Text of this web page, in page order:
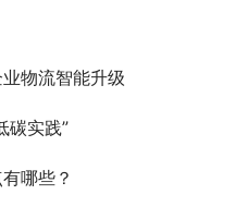
物流智能升级
碳实践”
哪些？